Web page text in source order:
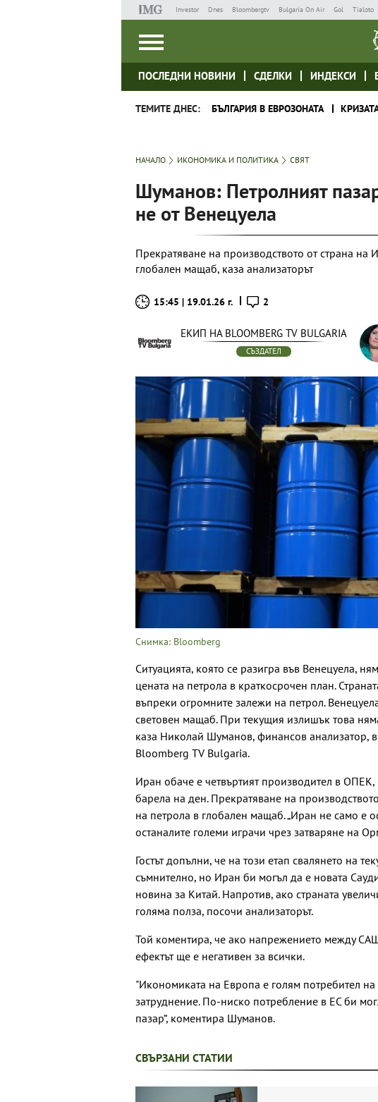
Investor Dnes Bloombergtv Bulgaria On Air Gol Tialoto
ПОСЛЕДНИ НОВИНИ СДЕЛКИ ИНДЕКСИ
ТЕМИТЕ ДНЕС: БЪЛГАРИЯ В ЕВРОЗОНАТА
НАЧАЛО ИКОНОМИКА И ПОЛИТИКА СВЯТ
Шуманов: Петролният
не от Венецуела
Прекратяване на производството от страна
глобален мащаб, каза анализаторът
15:45 | 19.01.26 г. 2
ЕКИП НА BLOOMBERG TV BULGARIA
СЪЗДАТЕЛ
Снимка: Bloomberg
Ситуацията, която се разигра във Венецуела,
цената на петрола в краткосрочен план.
въпреки огромните залежи на петрол.
световен мащаб. При текущия излишък това
каза Николай Шуманов, финансов анализатор, в
Bloomberg TV Bulgaria.
Иран обаче е четвъртият производител в
барела на ден. Прекратяване на
на петрола в глобален мащаб. „Иран не само е
останалите големи играчи чрез затваряне на
Гостът допълни, че на този етап свалянето на
съмнително, но Иран би могъл да е новата
новина за Китай. Напротив, ако страната
голяма полза, посочи анализаторът.
Той коментира, че ако напрежението между
ефектът ще е негативен за всички.
"Икономиката на Европа е голям потребител
затруднение. По-ниско потребление в ЕС би
пазар“, коментира Шуманов.
СВЪРЗАНИ СТАТИИ